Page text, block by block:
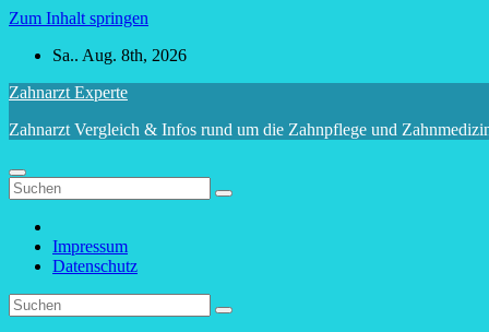
Zum Inhalt springen
Sa.. Aug. 8th, 2026
Zahnarzt Experte
Zahnarzt Vergleich & Infos rund um die Zahnpflege und
Impressum
Datenschutz